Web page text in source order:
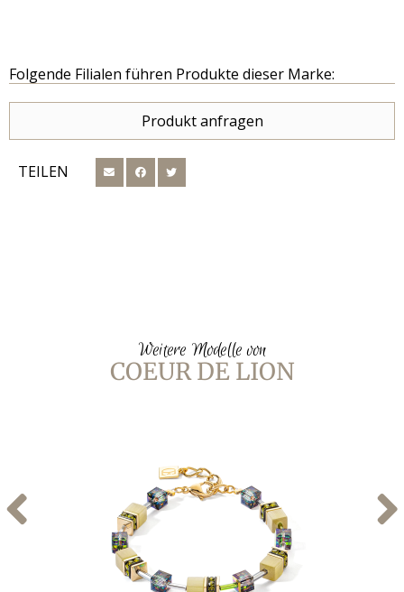
Folgende Filialen führen Produkte dieser Marke:
Produkt anfragen
TEILEN
Weitere Modelle von
COEUR DE LION